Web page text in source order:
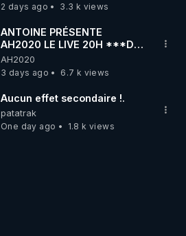
jusqu où auront-t-il ?
2 days ago
3.3 k views
ANTOINE PRÉSENTE
AH2020 LE LIVE 20H ***DU
06/08/2026***
AH2020
3 days ago
6.7 k views
Aucun effet secondaire !.
patatrak
One day ago
1.8 k views